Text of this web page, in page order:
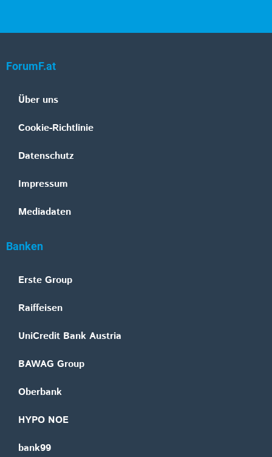
ForumF.at
Über uns
Cookie-Richtlinie
Datenschutz
Impressum
Mediadaten
Banken
Erste Group
Raiffeisen
UniCredit Bank Austria
BAWAG Group
Oberbank
HYPO NOE
bank99